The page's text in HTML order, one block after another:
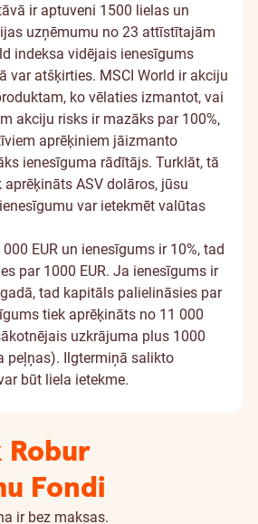
ir aptuveni 1500 lielas un
uzņēmumu no 23 attīstītajām
indeksa vidējais ienesīgums
var atšķirties. MSCI World ir akciju
ko vēlaties izmantot, vai
akciju risks ir mazāks par 100%,
aprēķiniem jāizmanto
ienesīguma rādītājs. Turklāt, tā
aprēķināts ASV dolāros, jūsu
var ietekmēt valūtas
EUR un ienesīgums ir 10%, tad
par 1000 EUR. Ja ienesīgums ir
tad kapitāls palielināsies par
tiek aprēķināts no 11 000
uzkrājuma plus 1000
peļņas). Ilgtermiņā salikto
būt liela ietekme.
Robur
Fondi
ir bez maksas.